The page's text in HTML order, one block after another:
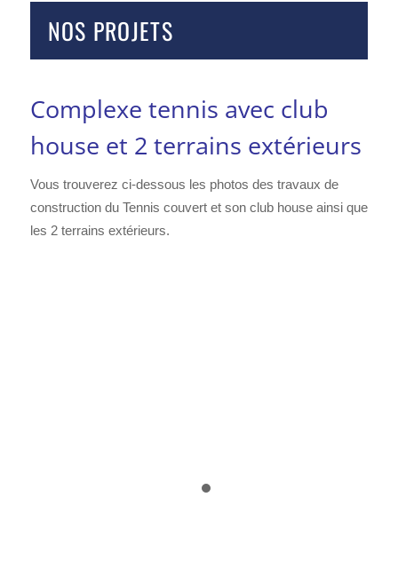
NOS PROJETS
Complexe tennis avec club
house et 2 terrains extérieurs
Vous trouverez ci-dessous les photos des travaux de
construction du Tennis couvert et son club house ainsi que
les 2 terrains extérieurs.